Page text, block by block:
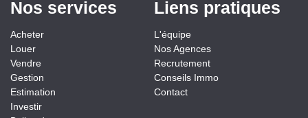
Nos services
Acheter
Louer
Vendre
Gestion
Estimation
Investir
Liens pratiques
L'équipe
Nos Agences
Recrutement
Conseils Immo
Contact